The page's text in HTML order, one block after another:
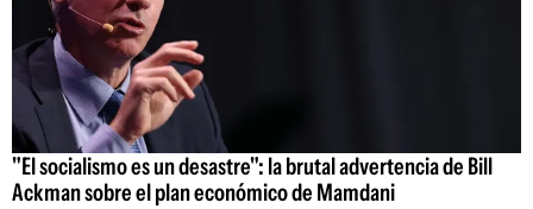
"El socialismo es un desastre": la brutal advertencia de Bill
Ackman sobre el plan económico de Mamdani